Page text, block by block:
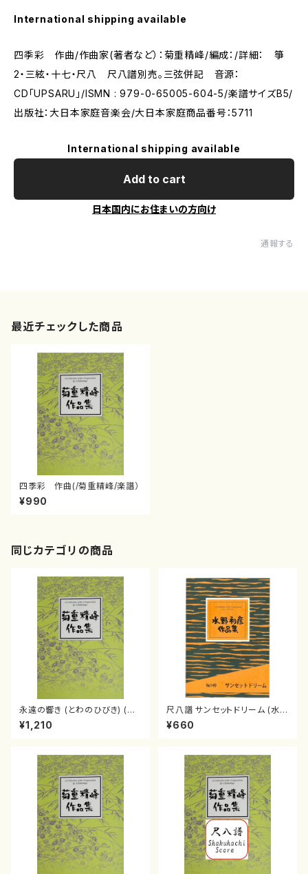
International shipping available
四季彩 作曲/作曲家(著者など）：菊重精峰/編成：/詳細： 箏
2・三絃・十七・尺八 尺八譜別売。三弦併記 音源：
CD「UPSARU」/ISMN : 979-0-65005-604-5/楽譜サイズB5/
出版社：大日本家庭音楽会/大日本家庭商品番号：5711
International shipping available
Add to cart
日本国内にお住まいの方向け
通報する
最近チェックした商品
四季彩 作曲(/菊重精峰/楽譜）
¥990
同じカテゴリの商品
永遠の響き (とわのひびき) (菊
重精峰/楽譜）
¥1,210
尺八譜 サンセットドリーム (水野
利彦/楽譜）
¥660